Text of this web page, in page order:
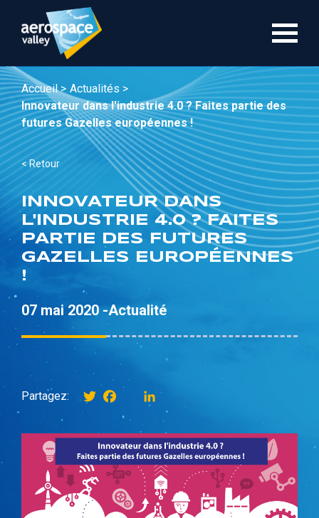
contenu
Accueil > Actualités >
Innovateur dans l'industrie 4.0 ? Faites partie des
futures Gazelles européennes !
< Retour
INNOVATEUR DANS
L'INDUSTRIE 4.0 ? FAITES
PARTIE DES FUTURES
GAZELLES EUROPÉENNES
!
07 mai 2020 -Actualité
Partagez: TwitterFacebookinstagram
LinkedIn